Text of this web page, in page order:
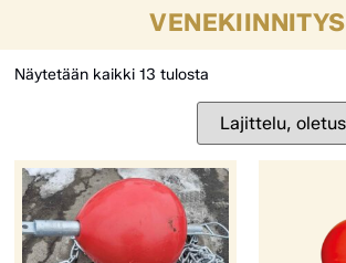
VENEKIINNITYS
Näytetään kaikki 13 tulosta